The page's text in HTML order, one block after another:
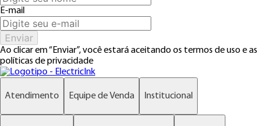
E-mail
Enviar
Ao clicar em “Enviar”, você estará aceitando os termos de uso e as
políticas de privacidade
Atendimento Equipe de Venda Institucional